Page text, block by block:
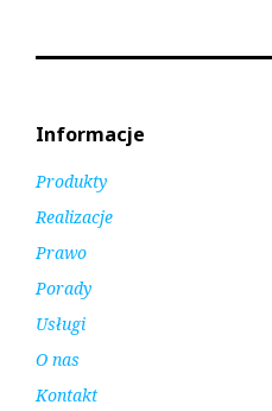
Informacje
Produkty
Realizacje
Prawo
Porady
Usługi
O nas
Kontakt